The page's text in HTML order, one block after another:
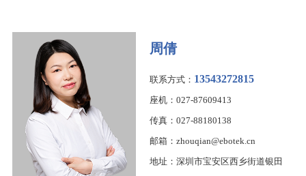
周倩
联系方式： 13543272815
座机：027-87609413
传真：027-88180138
邮箱：zhouqian@ebotek.cn
地址：深圳市宝安区西乡街道银田